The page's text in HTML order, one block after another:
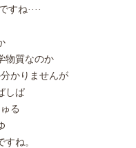
ね····
物質なのか
かりませんが
しぱ
る
ね。